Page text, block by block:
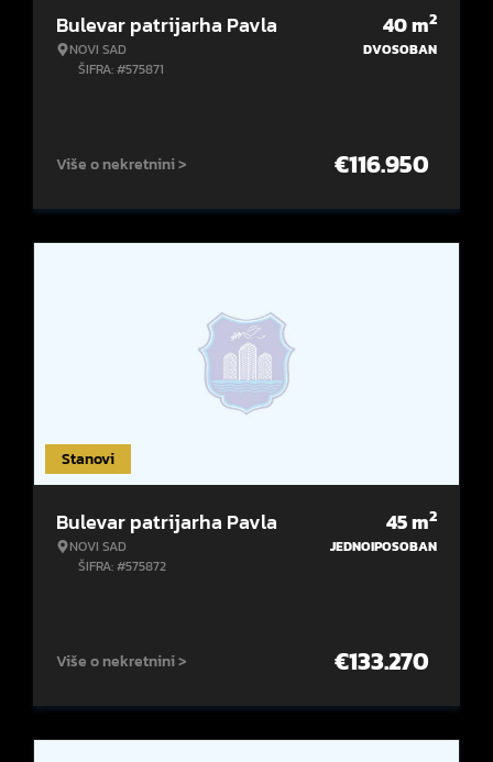
Bulevar patrijarha Pavla
NOVI SAD
ŠIFRA: #575871
40m2
DVOSOBAN
Više o nekretnini > €116.950
Stanovi
Bulevar patrijarha Pavla
NOVI SAD
ŠIFRA: #575872
45m2
JEDNOIPOSOBAN
Više o nekretnini > €133.270